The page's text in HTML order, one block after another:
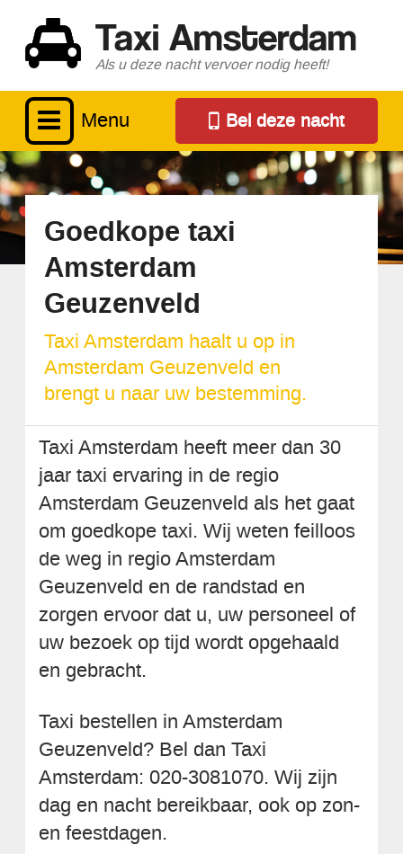
Taxi Amsterdam
Als u deze nacht vervoer nodig heeft!
Menu Bel deze nacht
Goedkope taxi
Amsterdam
Geuzenveld
Taxi Amsterdam haalt u op in
Amsterdam Geuzenveld en
brengt u naar uw bestemming.
Taxi Amsterdam heeft meer dan 30
jaar taxi ervaring in de regio
Amsterdam Geuzenveld als het gaat
om goedkope taxi. Wij weten feilloos
de weg in regio Amsterdam
Geuzenveld en de randstad en
zorgen ervoor dat u, uw personeel of
uw bezoek op tijd wordt opgehaald
en gebracht.
Taxi bestellen in Amsterdam
Geuzenveld? Bel dan Taxi
Amsterdam: 020-3081070. Wij zijn
dag en nacht bereikbaar, ook op zon-
en feestdagen.